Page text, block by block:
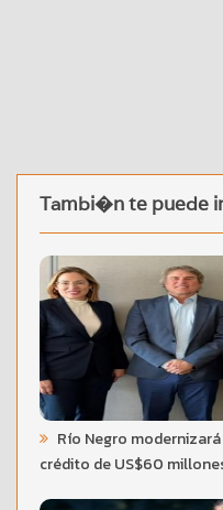
Tambi�n te puede
Río Negro
crédito de US$60